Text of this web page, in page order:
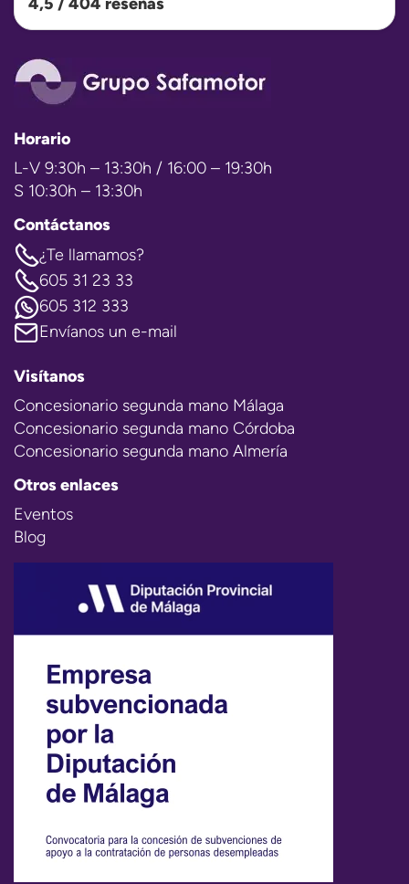
Horario
L-V 9:30h – 13:30h / 16:00 – 19:30h
S 10:30h – 13:30h
Contáctanos
¿Te llamamos?
605 31 23 33
605 312 333
Envíanos un e-mail
Visítanos
Concesionario segunda mano Málaga
Concesionario segunda mano Córdoba
Concesionario segunda mano Almería
Otros enlaces
Eventos
Blog